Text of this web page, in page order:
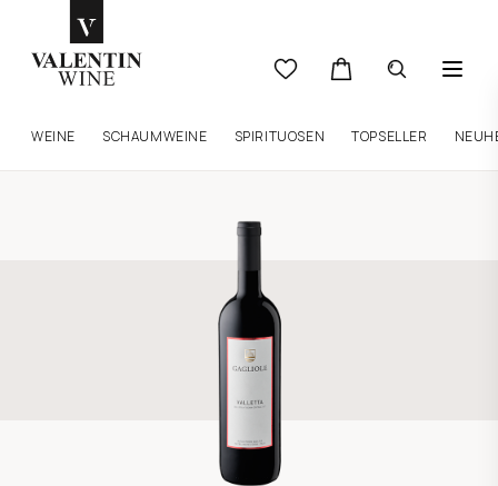
WEINE SCHAUMWEINE SPIRITUOSEN TOPSELLER